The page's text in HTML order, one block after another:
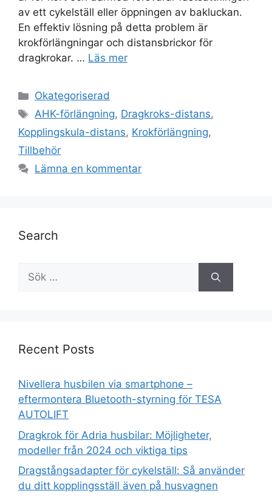
av ett cykelställ eller öppningen av bakluckan.
En effektiv lösning på detta problem är
krokförlängningar och distansbrickor för
dragkrokar. … Läs mer
Kategorier
Okategoriserad
Etiketter
AHK-förlängning, Dragkroks-distans,
Kopplingskula-distans, Krokförlängning,
Tillbehör
Lämna en kommentar
Search
Sök
efter:
Recent Posts
Nivellera husbilen via smartphone –
eftermontera Bluetooth-styrning för TESA
AUTOLIFT
Dragkrok för Adria husbilar: Möjligheter,
modeller från 2024 och viktiga tips
Dragstångsadapter för cykelställ: Så använder
du ditt kopplingsställ även på husvagnen